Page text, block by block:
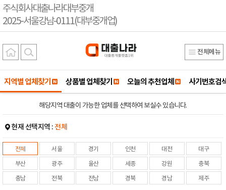
주식회사대출나라대부중개
2025-서울강남-0111(대부중개업)
전체메뉴
지역별 업체찾기 상품별 업체찾기 오늘의 추천업체 사기번호검
해당지역 대출이 가능한 업체를 선택하여 보실수 있습니다.
현재 선택지역 : 전체
전체 서울 경기 인천 대전 대구
부산 광주 울산 세종 강원 충북
충남 전북 전남 경북 경남 제주